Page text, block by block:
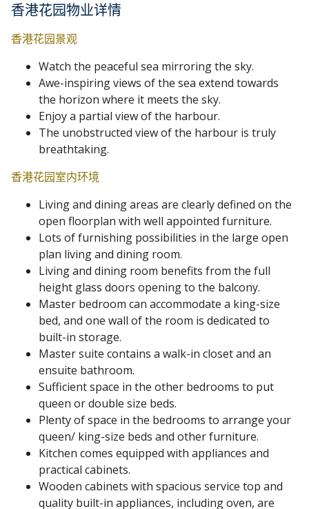
香港花园物业详情
香港花园景观
Watch the peaceful sea mirroring the sky.
Awe-inspiring views of the sea extend towards
the horizon where it meets the sky.
Enjoy a partial view of the harbour.
The unobstructed view of the harbour is truly
breathtaking.
香港花园室内环境
Living and dining areas are clearly defined on the
open floorplan with well appointed furniture.
Lots of furnishing possibilities in the large open
plan living and dining room.
Living and dining room benefits from the full
height glass doors opening to the balcony.
Master bedroom can accommodate a king-size
bed, and one wall of the room is dedicated to
built-in storage.
Master suite contains a walk-in closet and an
ensuite bathroom.
Sufficient space in the other bedrooms to put
queen or double size beds.
Plenty of space in the bedrooms to arrange your
queen/ king-size beds and other furniture.
Kitchen comes equipped with appliances and
practical cabinets.
Wooden cabinets with spacious service top and
quality built-in appliances, including oven, are